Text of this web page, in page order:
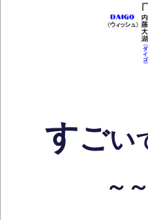
すごい
～